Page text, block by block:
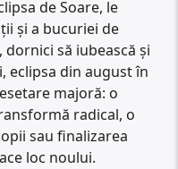
de Soare, le
și a bucuriei de
să iubească și
eclipsa din august în
majoră: o
radical, o
sau finalizarea
loc noului.